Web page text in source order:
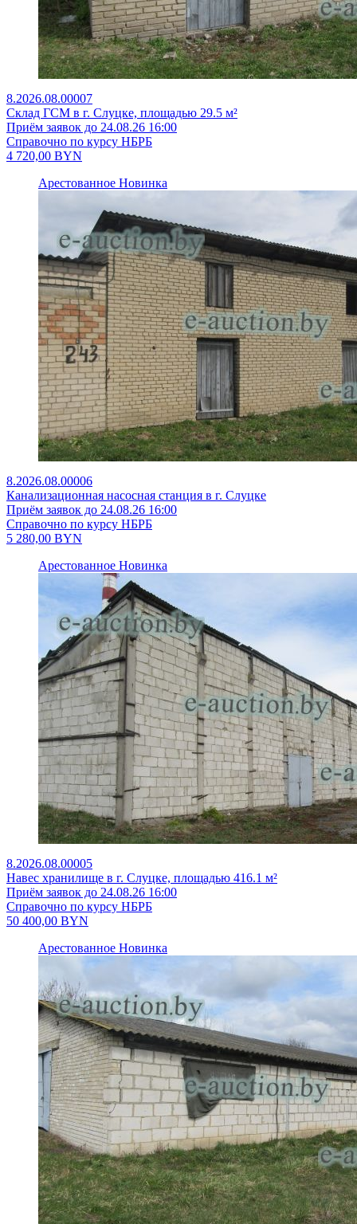
8.2026.08.00007
Склад ГСМ в г. Слуцке, площадью 29.5 м²
Приём заявок до 24.08.26 16:00
Справочно по курсу НБРБ
4 720,00 BYN
Арестованное Новинка
8.2026.08.00006
Канализационная насосная станция в г. Слуцке
Приём заявок до 24.08.26 16:00
Справочно по курсу НБРБ
5 280,00 BYN
Арестованное Новинка
8.2026.08.00005
Навес хранилище в г. Слуцке, площадью 416.1 м²
Приём заявок до 24.08.26 16:00
Справочно по курсу НБРБ
50 400,00 BYN
Арестованное Новинка